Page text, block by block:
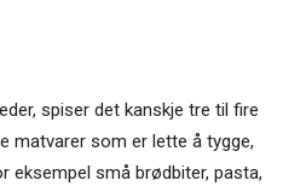
spiser det kanskje tre til fire
matvarer som er lette å tygge,
eksempel små brødbiter, pasta,